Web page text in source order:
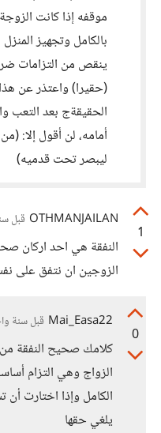
موقفه إذا كانت
بالكامل وتجهيز
ينقص من التزامات
(حقيرا) واعتذر عن
الحقيقةج بعد التعب
أمامه، لن أقول إلا:
ليبصر تحت قدميه)
1
OTHMANJAILAN قبل
النفقة هي احد اركان
الزوجين ان نتفق على
0
Mai_Easa22 قبل سنة
كلامك صحيح النفقة
الزواج وهي التزام
الكامل وإذا اختارت أن
يلغي حقها